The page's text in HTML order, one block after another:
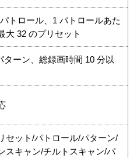
トロール、1 パトロールあた
大 32 のプリセット
ターン、総録画時間 10 分以
セット/パトロール/パターン/
スキャン/チルトスキャン/パ